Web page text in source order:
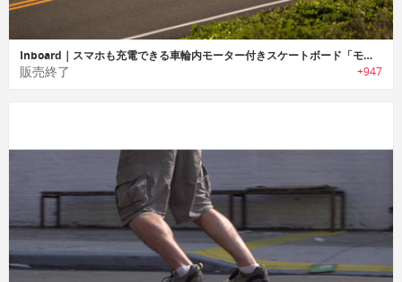
Inboard｜スマホも充電できる車輪内モーター付きスケートボード「モノリス」
販売終了 +947